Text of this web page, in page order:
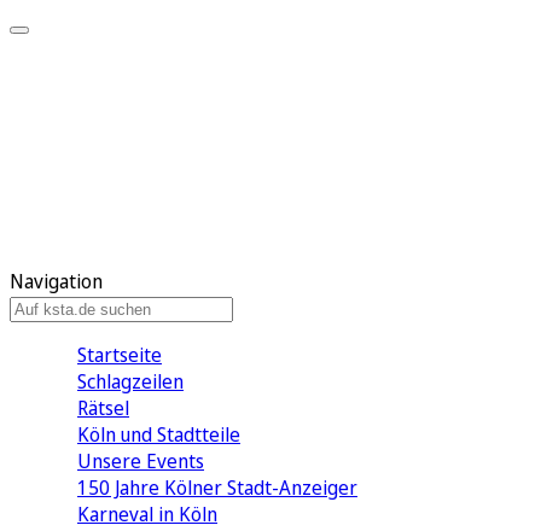
Navigation
Startseite
Schlagzeilen
Rätsel
Köln und Stadtteile
Unsere Events
150 Jahre Kölner Stadt-Anzeiger
Karneval in Köln